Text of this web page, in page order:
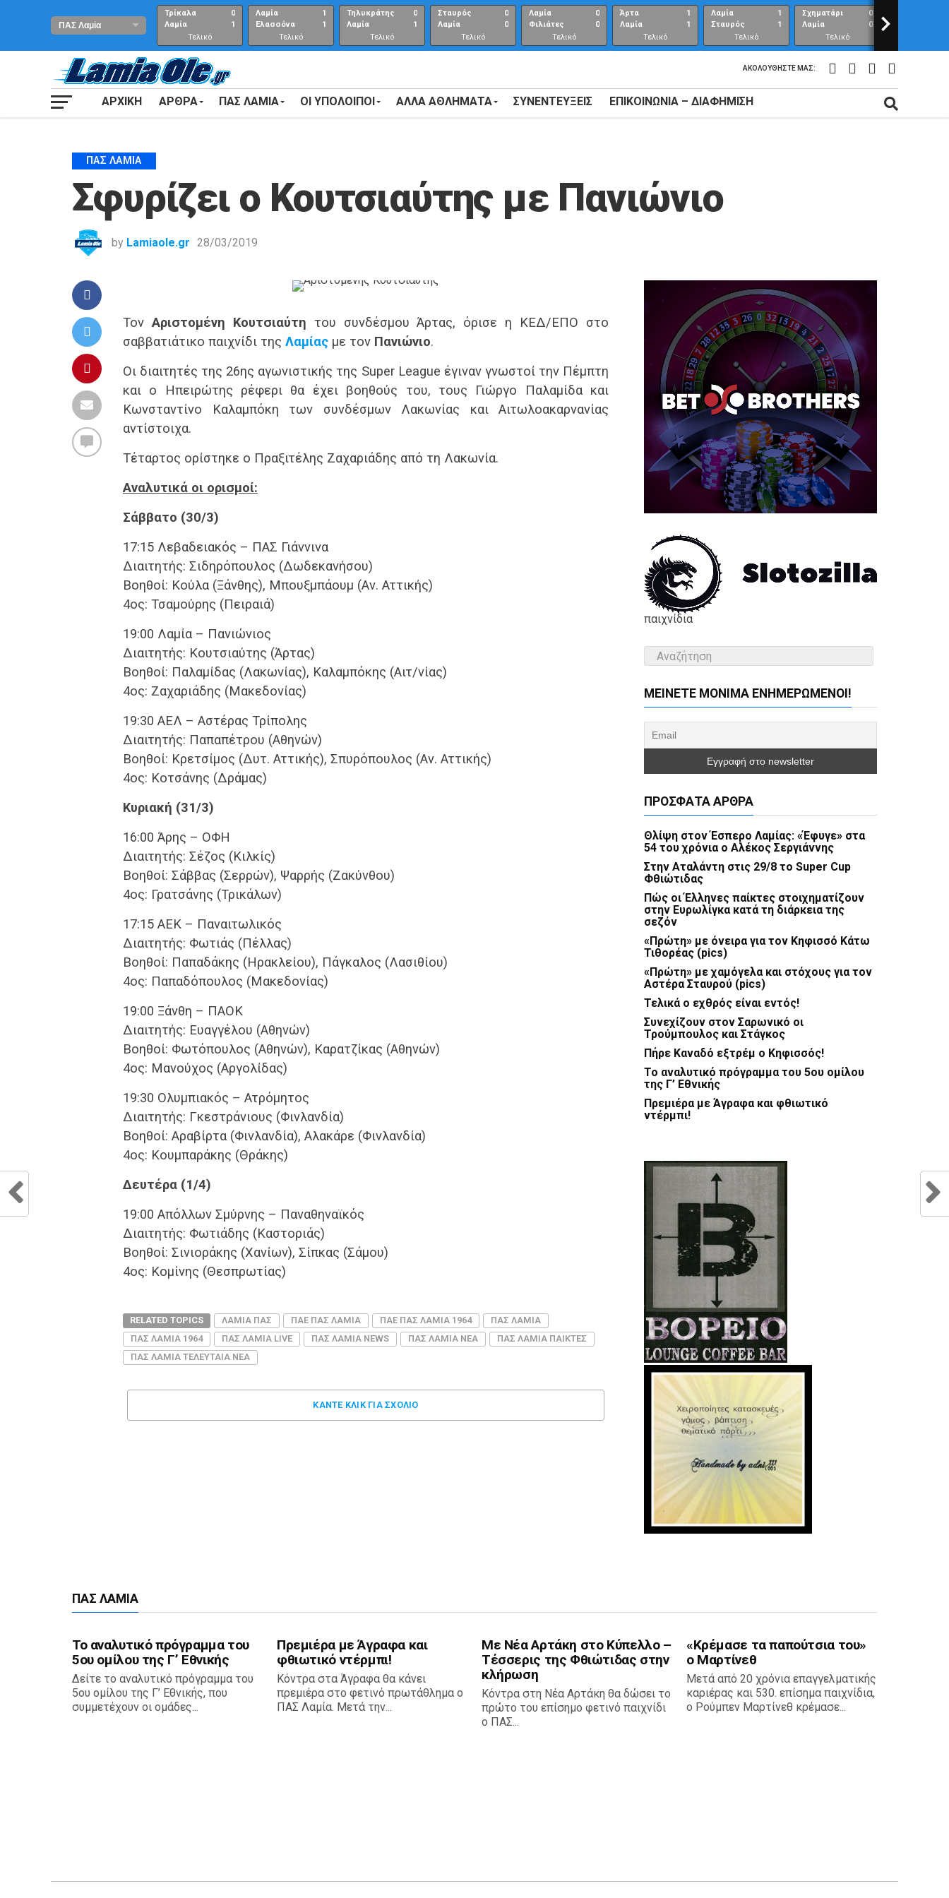
Τρίκαλα
Λαμία
0
1
Τελικό
αποτέλεσμα
Λαμία
Ελασσόνα
1
1
Τελικό
Αποτέλεσμα
Τηλυκράτης
Λαμία
0
1
Τελικό
αποτέλεσμα
Σταυρός
Λαμία
0
0
Τελικό
αποτέλεσμα
Λαμία
Φιλιάτες
0
0
Τελικό
Αποτέλεσμα
Άρτα
Λαμία
1
1
Τελικό
αποτέλεσμα
Λαμία
Σταυρός
1
1
Τελικό
αποτέλεσμα
Σχηματάρι
Λαμία
0
0
Τελικό
αποτέλεσμα
>
ΑΚΟΛΟΥΘΉΣΤΕ ΜΑΣ:
ΑΡΧΙΚΗ ΑΡΘΡΑ ΠΑΣ ΛΑΜΙΑ ΟΙ ΥΠΟΛΟΙΠΟΙ ΑΛΛΑ ΑΘΛΗΜΑΤΑ ΣΥΝΕΝΤΕΎΞΕΙΣ ΕΠΙΚΟΙΝΩΝΊΑ – ΔΙΑΦΉΜΙΣΗ
ΠΑΣ ΛΑΜΊΑ
Σφυρίζει ο Κουτσιαύτης με Πανιώνιο
by Lamiaole.gr 28/03/2019
Τον Αριστομένη Κουτσιαύτη του συνδέσμου Άρτας, όρισε η ΚΕΔ/ΕΠΟ στο
σαββατιάτικο παιχνίδι της Λαμίας με τον Πανιώνιο.
Οι διαιτητές της 26ης αγωνιστικής της Super League έγιναν γνωστοί την Πέμπτη
και ο Ηπειρώτης ρέφερι θα έχει βοηθούς του, τους Γιώργο Παλαμίδα και
Κωνσταντίνο Καλαμπόκη των συνδέσμων Λακωνίας και Αιτωλοακαρνανίας
αντίστοιχα.
Τέταρτος ορίστηκε ο Πραξιτέλης Ζαχαριάδης από τη Λακωνία.
Αναλυτικά οι ορισμοί:
Σάββατο (30/3)
17:15 Λεβαδειακός – ΠΑΣ Γιάννινα
Διαιτητής: Σιδηρόπουλος (Δωδεκανήσου)
Βοηθοί: Κούλα (Ξάνθης), Μπουξμπάουμ (Αν. Αττικής)
4ος: Τσαμούρης (Πειραιά)
19:00 Λαμία – Πανιώνιος
Διαιτητής: Κουτσιαύτης (Άρτας)
Βοηθοί: Παλαμίδας (Λακωνίας), Καλαμπόκης (Αιτ/νίας)
4ος: Ζαχαριάδης (Μακεδονίας)
19:30 ΑΕΛ – Αστέρας Τρίπολης
Διαιτητής: Παπαπέτρου (Αθηνών)
Βοηθοί: Κρετσίμος (Δυτ. Αττικής), Σπυρόπουλος (Αν. Αττικής)
4ος: Κοτσάνης (Δράμας)
Κυριακή (31/3)
16:00 Άρης – ΟΦΗ
Διαιτητής: Σέζος (Κιλκίς)
Βοηθοί: Σάββας (Σερρών), Ψαρρής (Ζακύνθου)
4ος: Γρατσάνης (Τρικάλων)
17:15 ΑΕΚ – Παναιτωλικός
Διαιτητής: Φωτιάς (Πέλλας)
Βοηθοί: Παπαδάκης (Ηρακλείου), Πάγκαλος (Λασιθίου)
4ος: Παπαδόπουλος (Μακεδονίας)
19:00 Ξάνθη – ΠΑΟΚ
Διαιτητής: Ευαγγέλου (Αθηνών)
Βοηθοί: Φωτόπουλος (Αθηνών), Καρατζίκας (Αθηνών)
4ος: Μανούχος (Αργολίδας)
19:30 Ολυμπιακός – Ατρόμητος
Διαιτητής: Γκεστράνιους (Φινλανδία)
Βοηθοί: Αραβίρτα (Φινλανδία), Αλακάρε (Φινλανδία)
4ος: Κουμπαράκης (Θράκης)
Δευτέρα (1/4)
19:00 Απόλλων Σμύρνης – Παναθηναϊκός
Διαιτητής: Φωτιάδης (Καστοριάς)
Βοηθοί: Σινιοράκης (Χανίων), Σίπκας (Σάμου)
4ος: Κομίνης (Θεσπρωτίας)
RELATED TOPICS ΛΑΜΙΑ ΠΑΣ ΠΑΕ ΠΑΣ ΛΑΜΙΑ ΠΑΕ ΠΑΣ ΛΑΜΙΑ 1964
ΠΑΣ ΛΑΜΙΑ
ΠΑΣ ΛΑΜΙΑ 1964
ΠΑΣ ΛΑΜΙΑ LIVE ΠΑΣ ΛΑΜΙΑ NEWS ΠΑΣ ΛΑΜΙΑ ΝΕΑ
ΠΑΣ ΛΑΜΙΑ ΠΑΙΚΤΕΣ
ΠΑΣ ΛΑΜΙΑ ΤΕΛΕΥΤΑΙΑ ΝΕΑ
ΚΑΝΤΕ ΚΛΊΚ ΓΙΑ ΣΧΌΛΙΟ
παιχνίδια
ΜΕΊΝΕΤΕ ΜΌΝΙΜΑ ΕΝΗΜΕΡΏΜΕΝΟΙ!
ΠΡΌΣΦΑΤΑ ΆΡΘΡΑ
Θλίψη στον Έσπερο Λαμίας: «Έφυγε» στα
54 του χρόνια ο Αλέκος Σεργιάννης
Στην Αταλάντη στις 29/8 το Super Cup
Φθιώτιδας
Πώς οι Έλληνες παίκτες στοιχηματίζουν
στην Ευρωλίγκα κατά τη διάρκεια της
σεζόν
«Πρώτη» με όνειρα για τον Κηφισσό Κάτω
Τιθορέας (pics)
«Πρώτη» με χαμόγελα και στόχους για τον
Αστέρα Σταυρού (pics)
Τελικά ο εχθρός είναι εντός!
Συνεχίζουν στον Σαρωνικό οι
Τρούμπουλος και Στάγκος
Πήρε Καναδό εξτρέμ ο Κηφισσός!
Το αναλυτικό πρόγραμμα του 5ου ομίλου
της Γ’ Εθνικής
Πρεμιέρα με Άγραφα και φθιωτικό
ντέρμπι!
ΠΑΣ ΛΑΜΊΑ
Το αναλυτικό πρόγραμμα του
5ου ομίλου της Γ’ Εθνικής
Δείτε το αναλυτικό πρόγραμμα του
5ου ομίλου της Γ’ Εθνικής, που
συμμετέχουν οι ομάδες...
Πρεμιέρα με Άγραφα και
φθιωτικό ντέρμπι!
Κόντρα στα Άγραφα θα κάνει
πρεμιέρα στο φετινό πρωτάθλημα ο
ΠΑΣ Λαμία. Μετά την...
Με Νέα Αρτάκη στο Κύπελλο –
Τέσσερις της Φθιώτιδας στην
κλήρωση
Κόντρα στη Νέα Αρτάκη θα δώσει το
πρώτο του επίσημο φετινό παιχνίδι
ο ΠΑΣ...
«Κρέμασε τα παπούτσια του»
ο Μαρτίνεθ
Μετά από 20 χρόνια επαγγελματικής
καριέρας και 530. επίσημα παιχνίδια,
ο Ρούμπεν Μαρτίνεθ κρέμασε...